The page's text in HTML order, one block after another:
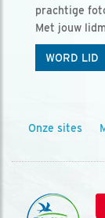
prachtige
Met jouw
WORD LID
Onze sites